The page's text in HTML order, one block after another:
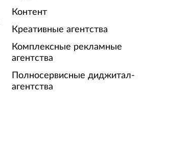
Контент
Креативные агентства
Комплексные рекламные
агентства
Полносервисные диджитал-
агентства